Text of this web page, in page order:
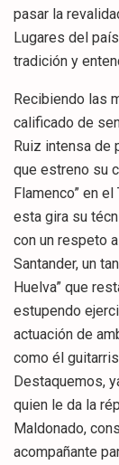
pasar la
Lugares del
tradición y
Recibiendo las
calificado de
Ruiz intensa de
que estreno su
Flamenco” en
esta gira su
con un respeto
Santander, un
Huelva” que
estupendo
actuación de
como él
Destaquemos,
quien le da la
Maldonado,
acompañante